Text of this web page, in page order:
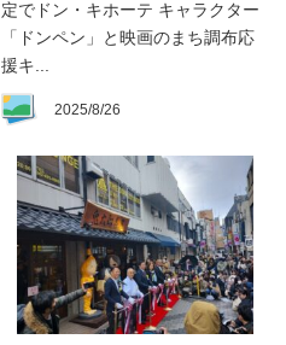
定でドン・キホーテ キャラクター
「ドンペン」と映画のまち調布応
援キ...
2025/8/26